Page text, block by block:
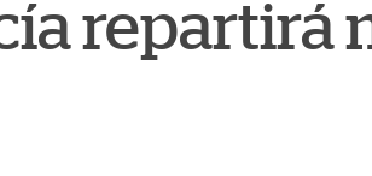
repartirá